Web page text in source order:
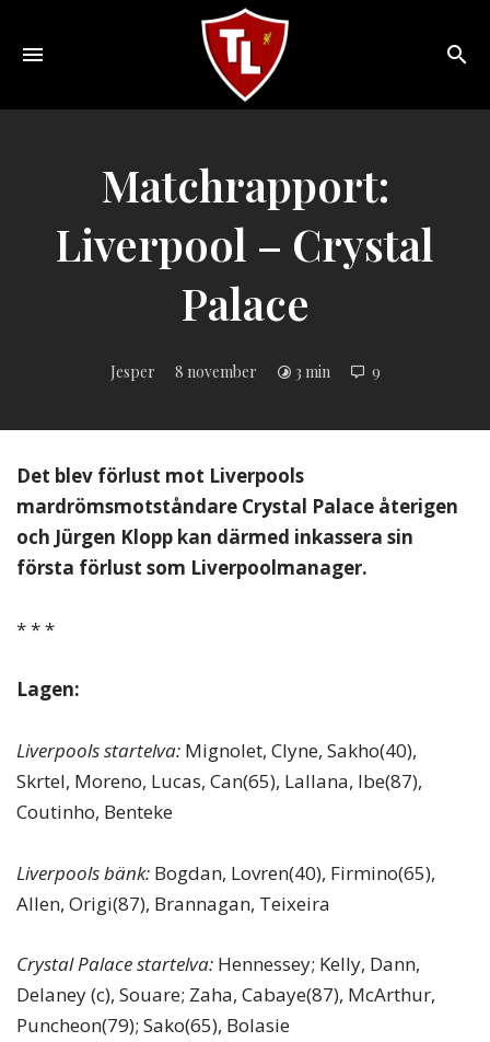
Sveriges
online
magazine!
Matchrapport:
Liverpool – Crystal
Palace
Jesper 8 november 3 min 9
Det blev förlust mot Liverpools
mardrömsmotståndare Crystal Palace återigen
och Jürgen Klopp kan därmed inkassera sin
första förlust som Liverpoolmanager.
* * *
Lagen:
Liverpools startelva: Mignolet, Clyne, Sakho(40),
Skrtel, Moreno, Lucas, Can(65), Lallana, Ibe(87),
Coutinho, Benteke
Liverpools bänk: Bogdan, Lovren(40), Firmino(65),
Allen, Origi(87), Brannagan, Teixeira
Crystal Palace startelva: Hennessey; Kelly, Dann,
Delaney (c), Souare; Zaha, Cabaye(87), McArthur,
Puncheon(79); Sako(65), Bolasie